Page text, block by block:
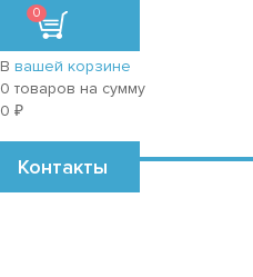
регистрация
В вашей корзине
0 товаров на сумму
0 ₽
Контакты
0